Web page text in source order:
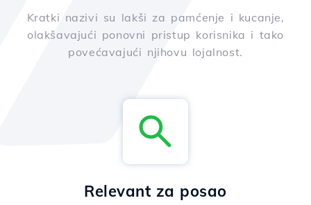
Kratki nazivi su lakši za pamćenje i kucanje,
olakšavajući ponovni pristup korisnika i tako
povećavajući njihovu lojalnost.
Relevant za posao